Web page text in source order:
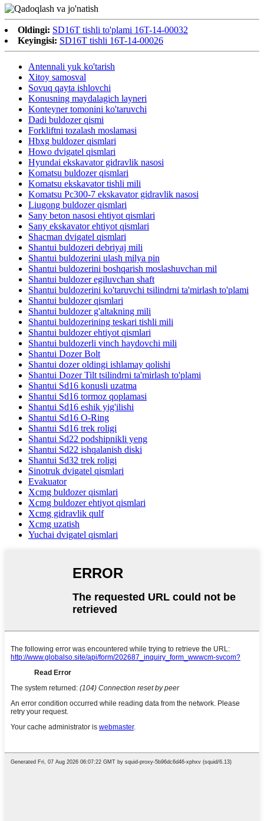
Oldingi: SD16T tishli to'plami 16T-14-00032
Keyingisi: SD16T tishli 16T-14-00026
Antennali yuk ko'tarish
Xitoy samosval
Sovuq qayta ishlovchi
Konusning maydalagich layneri
Konteyner tomonini ko'taruvchi
Dadi buldozer qismi
Forkliftni tozalash moslamasi
Hbxg buldozer qismlari
Howo dvigatel qismlari
Hyundai ekskavator gidravlik nasosi
Komatsu buldozer qismlari
Komatsu ekskavator tishli mili
Komatsu Pc300-7 ekskavator gidravlik nasosi
Liugong buldozer qismlari
Sany beton nasosi ehtiyot qismlari
Sany ekskavator ehtiyot qismlari
Shacman dvigatel qismlari
Shantui buldozeri debriyaj mili
Shantui buldozerini ulash milya pin
Shantui buldozerini boshqarish moslashuvchan mil
Shantui buldozer egiluvchan shaft
Shantui buldozerini ko'taruvchi tsilindrni ta'mirlash to'plami
Shantui buldozer qismlari
Shantui buldozer g'altakning mili
Shantui buldozerining teskari tishli mili
Shantui buldozer ehtiyot qismlari
Shantui buldozerli vinch haydovchi mili
Shantui Dozer Bolt
Shantui dozer oldingi ishlamay qolishi
Shantui Dozer Tilt tsilindrni ta'mirlash to'plami
Shantui Sd16 konusli uzatma
Shantui Sd16 tormoz qoplamasi
Shantui Sd16 eshik yig'ilishi
Shantui Sd16 O-Ring
Shantui Sd16 trek roligi
Shantui Sd22 podshipnikli yeng
Shantui Sd22 ishqalanish diski
Shantui Sd32 trek roligi
Sinotruk dvigatel qismlari
Evakuator
Xcmg buldozer qismlari
Xcmg buldozer ehtiyot qismlari
Xcmg gidravlik qulf
Xcmg uzatish
Yuchai dvigatel qismlari